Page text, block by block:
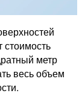
метр
весь объем